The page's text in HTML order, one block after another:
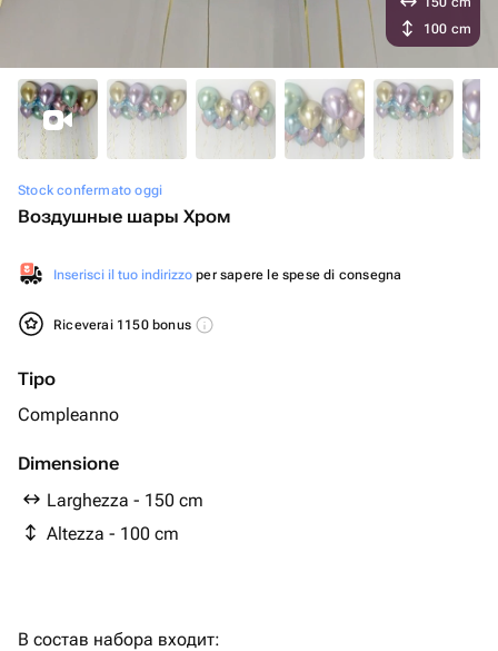
Stock confermato oggi
Воздушные шары Хром
Inserisci il tuo indirizzo per sapere le spese di consegna
Riceverai 1150 bonus
Tipo
Compleanno
Dimensione
Larghezza - 150 cm
Altezza - 100 cm
100 cm
В состав набора входит: